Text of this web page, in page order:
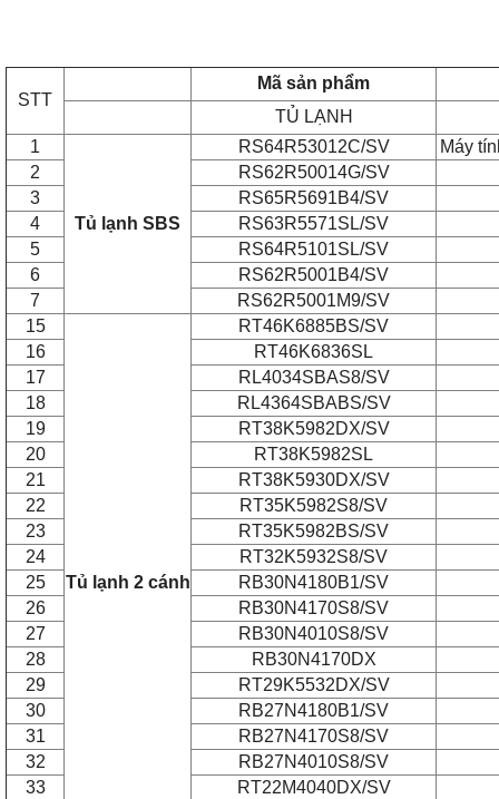
STT
Mã sản phẩm
TỦ LẠNH
1
Tủ lạnh SBS
RS64R53012C/SV
Máy
2
RS62R50014G/SV
3
RS65R5691B4/SV
4
RS63R5571SL/SV
5
RS64R5101SL/SV
6
RS62R5001B4/SV
7
RS62R5001M9/SV
15
Tủ lạnh 2 cánh
RT46K6885BS/SV
16
RT46K6836SL
17
RL4034SBAS8/SV
18
RL4364SBABS/SV
19
RT38K5982DX/SV
20
RT38K5982SL
21
RT38K5930DX/SV
22
RT35K5982S8/SV
23
RT35K5982BS/SV
24
RT32K5932S8/SV
25
RB30N4180B1/SV
26
RB30N4170S8/SV
27
RB30N4010S8/SV
28
RB30N4170DX
29
RT29K5532DX/SV
30
RB27N4180B1/SV
31
RB27N4170S8/SV
32
RB27N4010S8/SV
33
RT22M4040DX/SV